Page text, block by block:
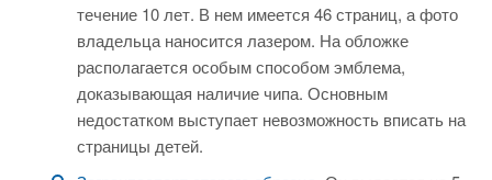
течение 10 лет. В нем имеется 46 страниц, а фото
владельца наносится лазером. На обложке
располагается особым способом эмблема,
доказывающая наличие чипа. Основным
недостатком выступает невозможность вписать на
страницы детей.